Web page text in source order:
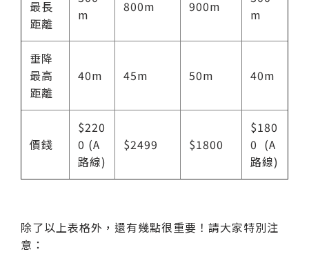
最長
距離
m
800m 900m
m
垂降
最高
距離
40m 45m 50m 40m
價錢
$220
0 (A
路線)
$2499 $1800
$180
0 (A
路線)
除了以上表格外，還有幾點很重要！請大家特別注
意：